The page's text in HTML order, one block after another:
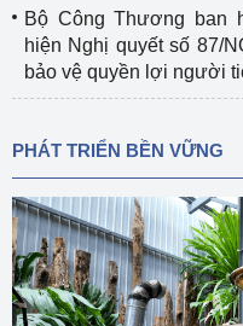
Bộ Công Thương ban
hiện Nghị quyết số 87/
bảo vệ quyền lợi người
PHÁT TRIỂN BỀN VỮNG